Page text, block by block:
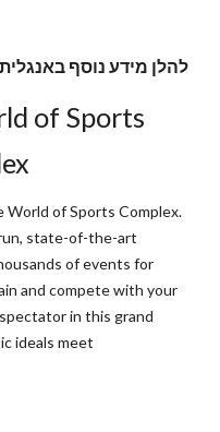
להלן מידע נוסף
of Sports
World of Sports Complex.
state-of-the-art
of events for
and compete with your
in this grand
ideals meet